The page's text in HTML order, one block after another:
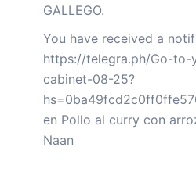
GALLEGO.
You have received a
https://telegra.ph/Go-to-
cabinet-08-25?
en Pollo al curry con
Naan